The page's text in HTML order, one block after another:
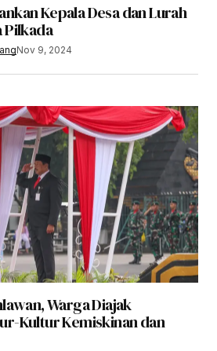
Kepala Desa dan Lurah
Pilkada
Nov 9, 2024
Warga Diajak
Kultur Kemiskinan dan